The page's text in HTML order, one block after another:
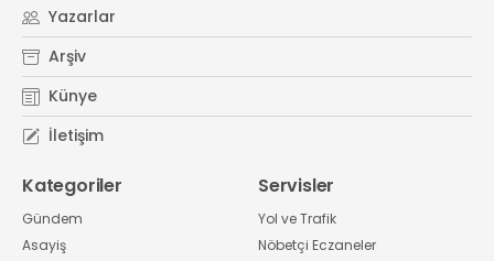
Yazarlar
Arşiv
Künye
İletişim
Kategoriler
Gündem
Asayiş
Servisler
Yol ve Trafik
Nöbetçi Eczaneler